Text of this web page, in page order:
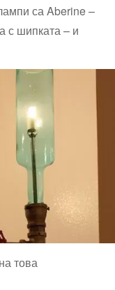
са Aberine –
с шипката – и
това